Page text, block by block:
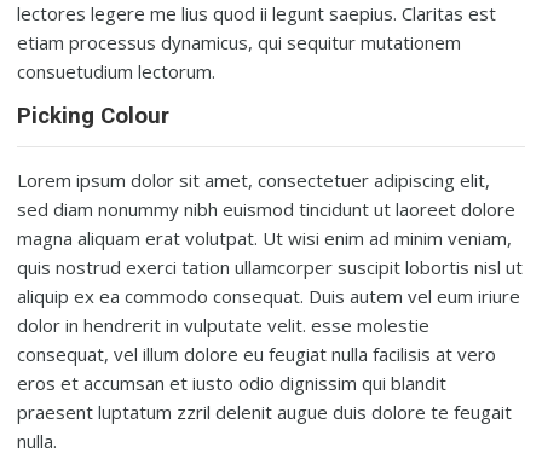
lectores legere me lius quod ii legunt saepius. Claritas est
etiam processus dynamicus, qui sequitur mutationem
consuetudium lectorum.
Picking Colour
Lorem ipsum dolor sit amet, consectetuer adipiscing elit,
sed diam nonummy nibh euismod tincidunt ut laoreet dolore
magna aliquam erat volutpat. Ut wisi enim ad minim veniam,
quis nostrud exerci tation ullamcorper suscipit lobortis nisl ut
aliquip ex ea commodo consequat. Duis autem vel eum iriure
dolor in hendrerit in vulputate velit. esse molestie
consequat, vel illum dolore eu feugiat nulla facilisis at vero
eros et accumsan et iusto odio dignissim qui blandit
praesent luptatum zzril delenit augue duis dolore te feugait
nulla.